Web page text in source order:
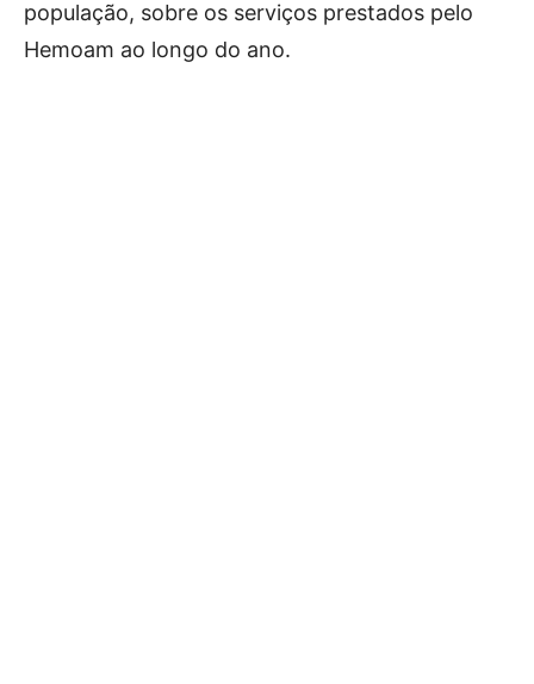
população, sobre os serviços prestados pelo
Hemoam ao longo do ano.